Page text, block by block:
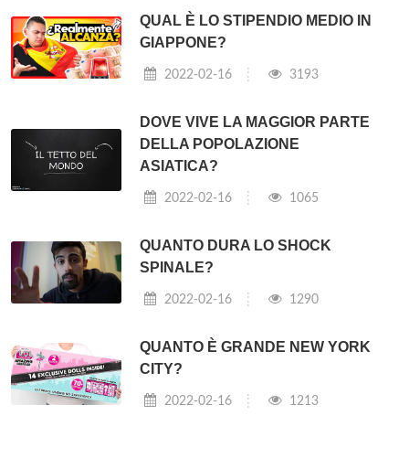
QUAL È LO STIPENDIO MEDIO IN
GIAPPONE?
2022-02-16 3193
DOVE VIVE LA MAGGIOR PARTE
DELLA POPOLAZIONE
ASIATICA?
2022-02-16 1065
QUANTO DURA LO SHOCK
SPINALE?
2022-02-16 1290
QUANTO È GRANDE NEW YORK
CITY?
2022-02-16 1213